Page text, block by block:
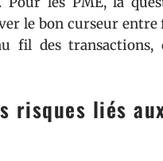
le bon curseur
fil des
risques liés